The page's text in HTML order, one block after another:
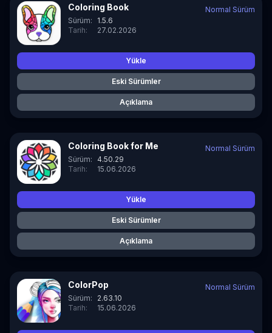
Coloring Book
Sürüm:
1.5.6
Tarih:
27.02.2026
Normal Sürüm
Yükle
Eski Sürümler
Açıklama
Coloring Book for Me
Sürüm:
4.50.29
Tarih:
15.06.2026
Normal Sürüm
Yükle
Eski Sürümler
Açıklama
ColorPop
Sürüm:
2.63.10
Tarih:
15.06.2026
Normal Sürüm